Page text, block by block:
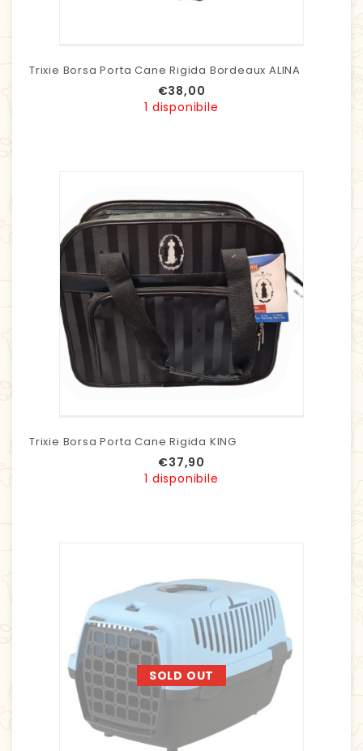
Trixie Borsa Porta Cane Rigida Bordeaux ALINA
€38,00
1 disponibile
Trixie Borsa Porta Cane Rigida KING
€37,90
1 disponibile
SOLD OUT